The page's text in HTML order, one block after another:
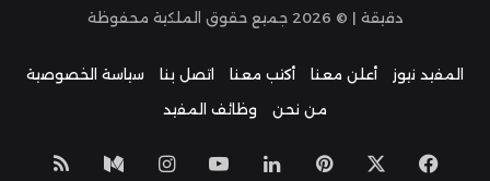
دقيقة | © 2026 جميع حقوق الملكية محفوظة
المفيد نيوز أعلن معنا أكتب معنا اتصل بنا
سياسة الخصوصية
من نحن
وظائف المفيد
فيسبوك بينتيريست
لينكدإن‫YouTube
انستقراموسط